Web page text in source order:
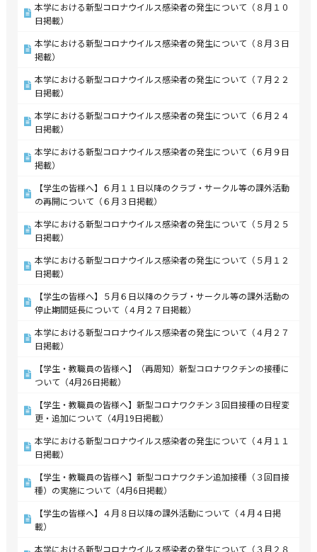
本学における新型コロナウイルス感染者の発生について（８月１０
日掲載）
本学における新型コロナウイルス感染者の発生について（８月３日
掲載）
本学における新型コロナウイルス感染者の発生について（７月２２
日掲載）
本学における新型コロナウイルス感染者の発生について（６月２４
日掲載）
本学における新型コロナウイルス感染者の発生について（６月９日
掲載）
【学生の皆様へ】６月１１日以降のクラブ・サークル等の課外活動
の再開について（６月３日掲載）
本学における新型コロナウイルス感染者の発生について（５月２５
日掲載）
本学における新型コロナウイルス感染者の発生について（５月１２
日掲載）
【学生の皆様へ】５月６日以降のクラブ・サークル等の課外活動の
停止期間延長について（４月２７日掲載）
本学における新型コロナウイルス感染者の発生について（４月２７
日掲載）
【学生・教職員の皆様へ】（再周知）新型コロナワクチンの接種に
ついて（4月26日掲載）
【学生・教職員の皆様へ】新型コロナワクチン３回目接種の日程変
更・追加について（4月19日掲載）
本学における新型コロナウイルス感染者の発生について（４月１１
日掲載）
【学生・教職員の皆様へ】新型コロナワクチン追加接種（３回目接
種）の実施について（4月6日掲載）
【学生の皆様へ】４月８日以降の課外活動について（４月４日掲
載）
本学における新型コロナウイルス感染者の発生について（３月２８